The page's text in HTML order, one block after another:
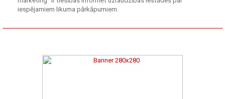
iespējamiem likuma pārkāpumiem.